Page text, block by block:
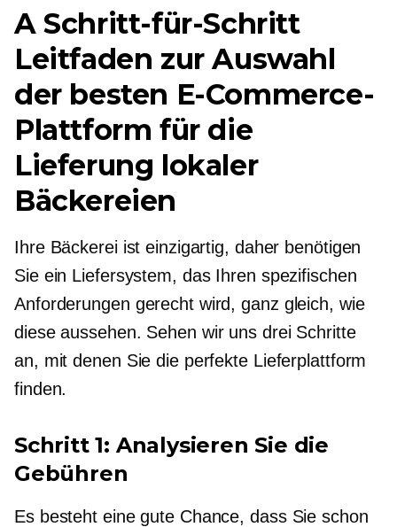
ASchritt-für-Schritt
Leitfaden zur Auswahl
der besten E-Commerce-
Plattform für die
Lieferung lokaler
Bäckereien
Ihre Bäckerei ist einzigartig, daher benötigen
Sie ein Liefersystem, das Ihren spezifischen
Anforderungen gerecht wird, ganz gleich, wie
diese aussehen. Sehen wir uns drei Schritte
an, mit denen Sie die perfekte Lieferplattform
finden.
Schritt 1: Analysieren Sie die
Gebühren
Es besteht eine gute Chance, dass Sie schon